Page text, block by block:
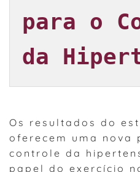
para o
da
Os resultados do
oferecem uma nova
controle da
papel do exercício